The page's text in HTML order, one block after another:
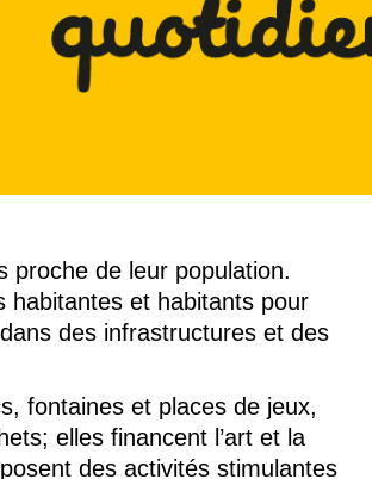
proche de leur population.
habitantes et habitants pour
des infrastructures et des
fontaines et places de jeux,
elles financent l’art et la
des activités stimulantes